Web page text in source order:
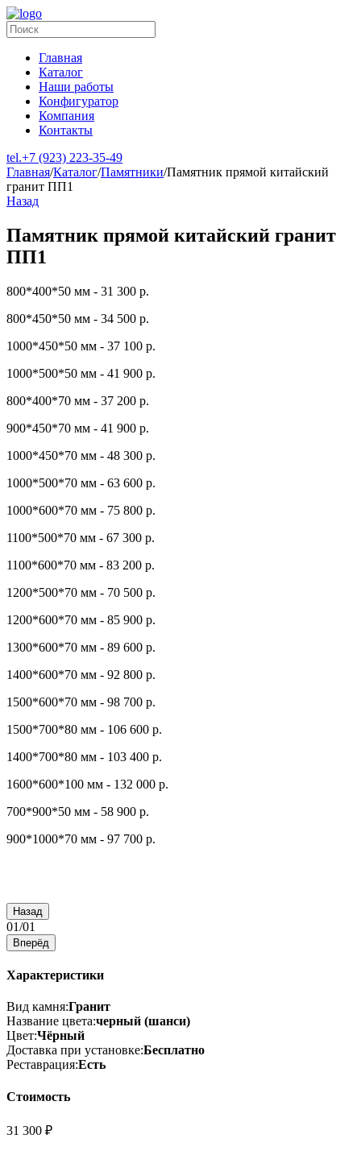
Главная
Каталог
Наши работы
Конфигуратор
Компания
Контакты
tel.+7 (923) 223-35-49
Главная/Каталог/Памятники/Памятник прямой китайский
гранит ПП1
Назад
Памятник прямой китайский гранит
ПП1
800*400*50 мм - 31 300 р.
800*450*50 мм - 34 500 р.
1000*450*50 мм - 37 100 р.
1000*500*50 мм - 41 900 р.
800*400*70 мм - 37 200 р.
900*450*70 мм - 41 900 р.
1000*450*70 мм - 48 300 р.
1000*500*70 мм - 63 600 р.
1000*600*70 мм - 75 800 р.
1100*500*70 мм - 67 300 р.
1100*600*70 мм - 83 200 р.
1200*500*70 мм - 70 500 р.
1200*600*70 мм - 85 900 р.
1300*600*70 мм - 89 600 р.
1400*600*70 мм - 92 800 р.
1500*600*70 мм - 98 700 р.
1500*700*80 мм - 106 600 р.
1400*700*80 мм - 103 400 р.
1600*600*100 мм - 132 000 р.
700*900*50 мм - 58 900 р.
900*1000*70 мм - 97 700 р.
Назад
01/01
Вперёд
Характеристики
Вид камня:Гранит
Название цвета:черный (шанси)
Цвет:Чёрный
Доставка при установке:Бесплатно
Реставрация:Есть
Стоимость
31 300 ₽